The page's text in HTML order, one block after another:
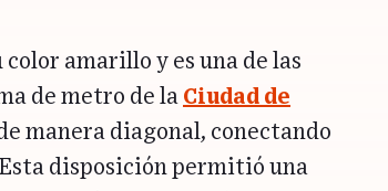
color amarillo y es una de las
de metro de la Ciudad de
manera diagonal, conectando
disposición permitió una